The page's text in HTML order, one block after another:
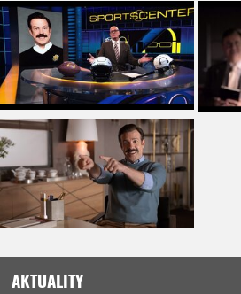
AKTUALITY